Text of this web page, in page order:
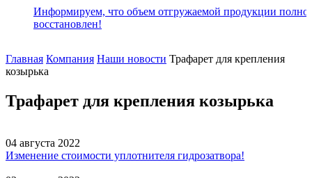
Информируем, что объем отгружаемой продукции
восстановлен!
Главная Компания Наши новости Трафарет для крепления
козырька
Трафарет для крепления козырька
04 августа 2022
Изменение стоимости уплотнителя гидрозатвора!